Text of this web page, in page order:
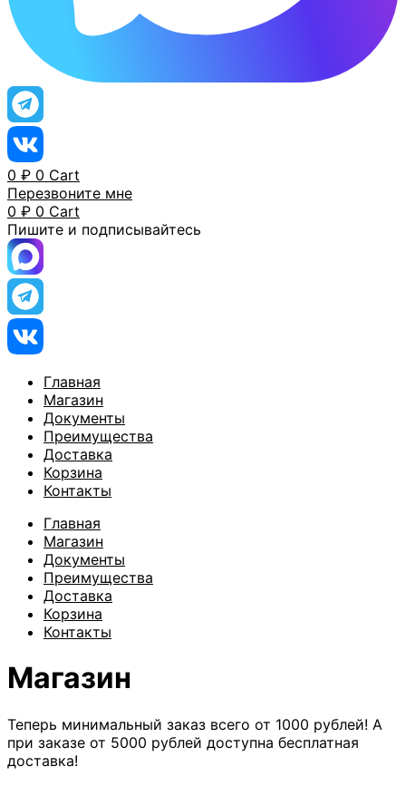
0 ₽ 0 Cart
Перезвоните мне
0 ₽ 0 Cart
Пишите и подписывайтесь
Главная
Магазин
Документы
Преимущества
Доставка
Корзина
Контакты
Главная
Магазин
Документы
Преимущества
Доставка
Корзина
Контакты
Магазин
Теперь минимальный заказ всего от 1000 рублей! А
при заказе от 5000 рублей доступна бесплатная
доставка!